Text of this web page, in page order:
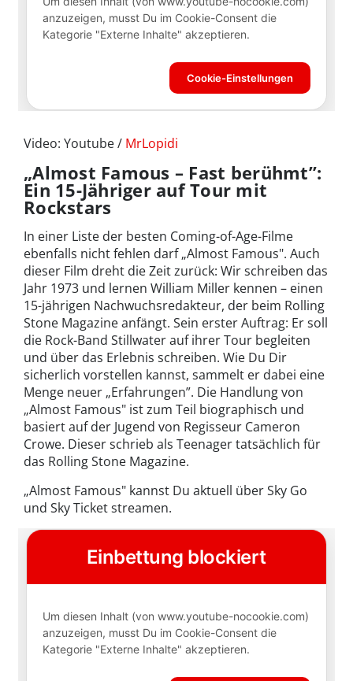
Video: Youtube / MrLopidi
„Almost Famous – Fast berühmt”:
Ein 15-Jähriger auf Tour mit
Rockstars
In einer Liste der besten Coming-of-Age-Filme
ebenfalls nicht fehlen darf „Almost Famous". Auch
dieser Film dreht die Zeit zurück: Wir schreiben das
Jahr 1973 und lernen William Miller kennen – einen
15-jährigen Nachwuchsredakteur, der beim Rolling
Stone Magazine anfängt. Sein erster Auftrag: Er soll
die Rock-Band Stillwater auf ihrer Tour begleiten
und über das Erlebnis schreiben. Wie Du Dir
sicherlich vorstellen kannst, sammelt er dabei eine
Menge neuer „Erfahrungen”. Die Handlung von
„Almost Famous" ist zum Teil biographisch und
basiert auf der Jugend von Regisseur Cameron
Crowe. Dieser schrieb als Teenager tatsächlich für
das Rolling Stone Magazine.
„Almost Famous" kannst Du aktuell über Sky Go
und Sky Ticket streamen.